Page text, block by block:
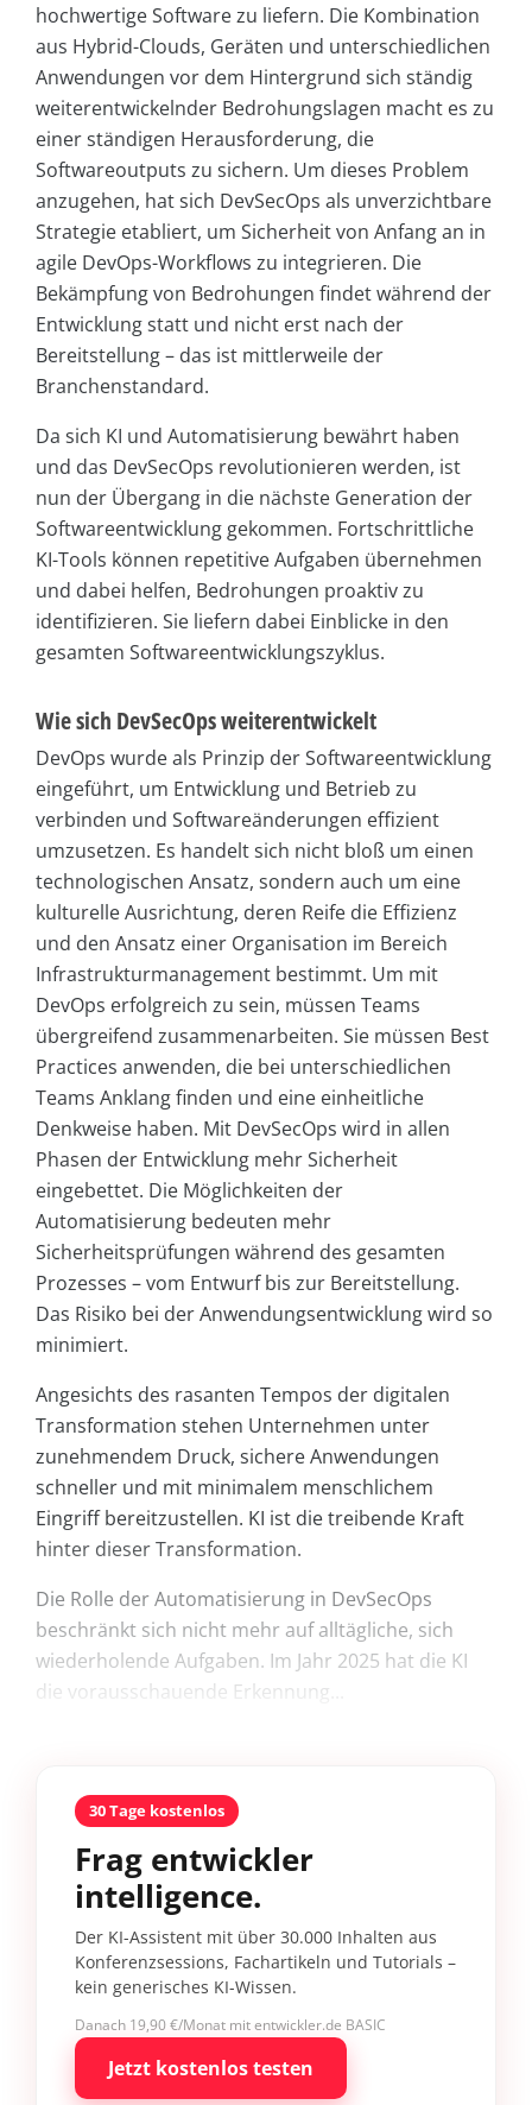
hochwertige Software zu liefern. Die Kombination
aus Hybrid-Clouds, Geräten und unterschiedlichen
Anwendungen vor dem Hintergrund sich ständig
weiterentwickelnder Bedrohungslagen macht es zu
einer ständigen Herausforderung, die
Softwareoutputs zu sichern. Um dieses Problem
anzugehen, hat sich DevSecOps als unverzichtbare
Strategie etabliert, um Sicherheit von Anfang an in
agile DevOps-Workflows zu integrieren. Die
Bekämpfung von Bedrohungen findet während der
Entwicklung statt und nicht erst nach der
Bereitstellung – das ist mittlerweile der
Branchenstandard.
Da sich KI und Automatisierung bewährt haben
und das DevSecOps revolutionieren werden, ist
nun der Übergang in die nächste Generation der
Softwareentwicklung gekommen. Fortschrittliche
KI-Tools können repetitive Aufgaben übernehmen
und dabei helfen, Bedrohungen proaktiv zu
identifizieren. Sie liefern dabei Einblicke in den
gesamten Softwareentwicklungszyklus.
Wie sich DevSecOps weiterentwickelt
DevOps wurde als Prinzip der Softwareentwicklung
eingeführt, um Entwicklung und Betrieb zu
verbinden und Softwareänderungen effizient
umzusetzen. Es handelt sich nicht bloß um einen
technologischen Ansatz, sondern auch um eine
kulturelle Ausrichtung, deren Reife die Effizienz
und den Ansatz einer Organisation im Bereich
Infrastrukturmanagement bestimmt. Um mit
DevOps erfolgreich zu sein, müssen Teams
übergreifend zusammenarbeiten. Sie müssen Best
Practices anwenden, die bei unterschiedlichen
Teams Anklang finden und eine einheitliche
Denkweise haben. Mit DevSecOps wird in allen
Phasen der Entwicklung mehr Sicherheit
eingebettet. Die Möglichkeiten der
Automatisierung bedeuten mehr
Sicherheitsprüfungen während des gesamten
Prozesses – vom Entwurf bis zur Bereitstellung.
Das Risiko bei der Anwendungsentwicklung wird so
minimiert.
Angesichts des rasanten Tempos der digitalen
Transformation stehen Unternehmen unter
zunehmendem Druck, sichere Anwendungen
schneller und mit minimalem menschlichem
Eingriff bereitzustellen. KI ist die treibende Kraft
hinter dieser Transformation.
Die Rolle der Automatisierung in DevSecOps
beschränkt sich nicht mehr auf alltägliche, sich
wiederholende Aufgaben. Im Jahr 2025 hat die KI
die vorausschauende Erkennung...
30 Tage kostenlos
Frag entwickler
intelligence.
Der KI-Assistent mit über 30.000 Inhalten aus
Konferenzsessions, Fachartikeln und Tutorials –
kein generisches KI-Wissen.
Danach 19,90 €/Monat mit entwickler.de BASIC
Jetzt kostenlos testen